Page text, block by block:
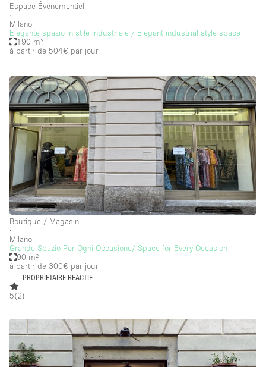
Espace Événementiel
∙
Milano
Elegante spazio in stile industriale / Elegant industrial style space
190 m²
à partir de 504€ par jour
Boutique / Magasin
∙
Milano
Grande Spazio Per Ogni Occasione/ Space for Every Occasion
90 m²
à partir de 300€ par jour
PROPRIÉTAIRE RÉACTIF
5(2)